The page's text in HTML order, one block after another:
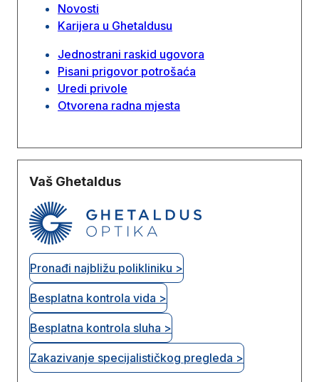
Novosti
Karijera u Ghetaldusu
Jednostrani raskid ugovora
Pisani prigovor potrošaća
Uredi privole
Otvorena radna mjesta
Vaš Ghetaldus
Pronađi najbližu polikliniku >
Besplatna kontrola vida >
Besplatna kontrola sluha >
Zakazivanje specijalističkog pregleda >